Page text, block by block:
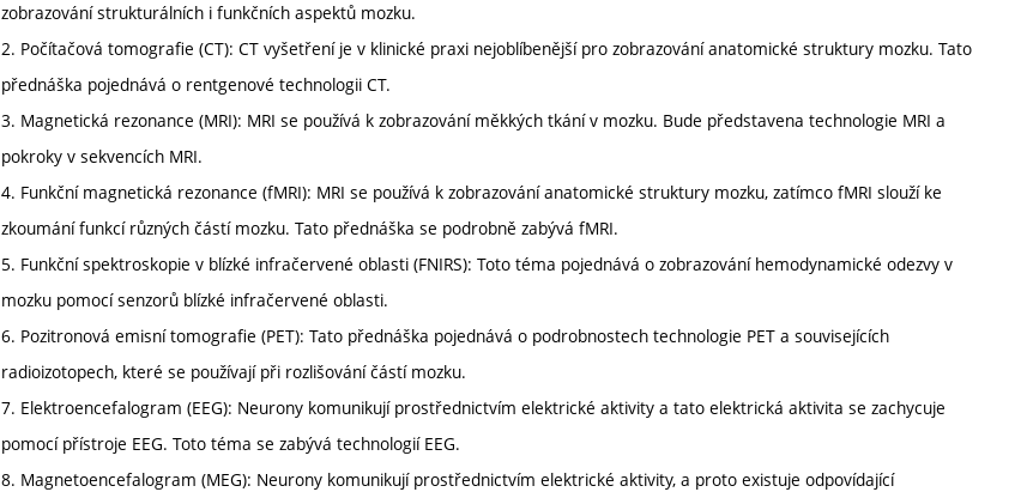
zobrazování strukturálních i funkčních aspektů mozku.
2. Počítačová tomografie (CT): CT vyšetření je v klinické praxi nejoblíbenější pro zobrazování anatomické struktury mozku. Tato
přednáška pojednává o rentgenové technologii CT.
3. Magnetická rezonance (MRI): MRI se používá k zobrazování měkkých tkání v mozku. Bude představena technologie MRI a
pokroky v sekvencích MRI.
4. Funkční magnetická rezonance (fMRI): MRI se používá k zobrazování anatomické struktury mozku, zatímco fMRI slouží ke
zkoumání funkcí různých částí mozku. Tato přednáška se podrobně zabývá fMRI.
5. Funkční spektroskopie v blízké infračervené oblasti (FNIRS): Toto téma pojednává o zobrazování hemodynamické odezvy v
mozku pomocí senzorů blízké infračervené oblasti.
6. Pozitronová emisní tomografie (PET): Tato přednáška pojednává o podrobnostech technologie PET a souvisejících
radioizotopech, které se používají při rozlišování částí mozku.
7. Elektroencefalogram (EEG): Neurony komunikují prostřednictvím elektrické aktivity a tato elektrická aktivita se zachycuje
pomocí přístroje EEG. Toto téma se zabývá technologií EEG.
8. Magnetoencefalogram (MEG): Neurony komunikují prostřednictvím elektrické aktivity, a proto existuje odpovídající